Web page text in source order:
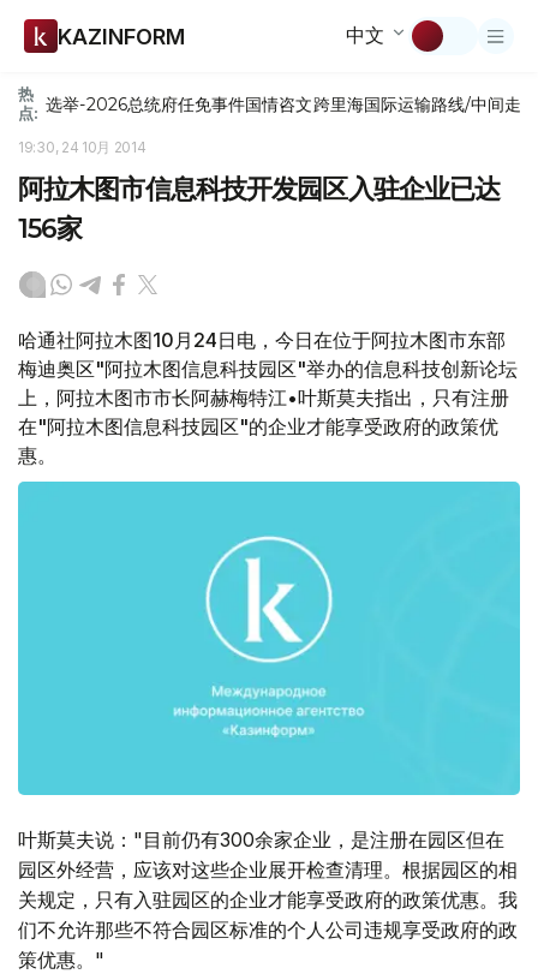
KAZINFORM 中文
热
点: 选举-2026总统府任免事件国情咨文跨里海国际运输路线/中间走廊
19:30, 24 10月 2014
阿拉木图市信息科技开发园区入驻企业已达
156家
哈通社阿拉木图10月24日电，今日在位于阿拉木图市东部
梅迪奥区"阿拉木图信息科技园区"举办的信息科技创新论坛
上，阿拉木图市市长阿赫梅特江•叶斯莫夫指出，只有注册
在"阿拉木图信息科技园区"的企业才能享受政府的政策优
惠。
叶斯莫夫说："目前仍有300余家企业，是注册在园区但在
园区外经营，应该对这些企业展开检查清理。根据园区的相
关规定，只有入驻园区的企业才能享受政府的政策优惠。我
们不允许那些不符合园区标准的个人公司违规享受政府的政
策优惠。"